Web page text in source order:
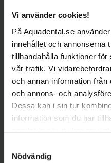
Vi använder cookies!
På Aquadental.se
innehållet och annonserna
tillhandahålla funktioner
vår trafik. Vi
och annan information
och annons- och
Dessa kan i sin tur
information som du har
samlat in när du har
Nödvändig